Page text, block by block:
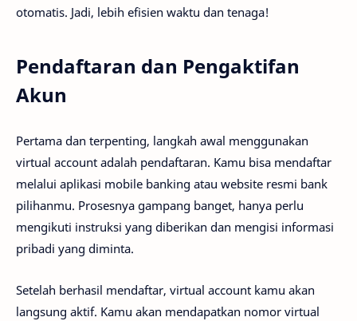
otomatis. Jadi, lebih efisien waktu dan tenaga!
Pendaftaran dan Pengaktifan
Akun
Pertama dan terpenting, langkah awal menggunakan
virtual account adalah pendaftaran. Kamu bisa mendaftar
melalui aplikasi mobile banking atau website resmi bank
pilihanmu. Prosesnya gampang banget, hanya perlu
mengikuti instruksi yang diberikan dan mengisi informasi
pribadi yang diminta.
Setelah berhasil mendaftar, virtual account kamu akan
langsung aktif. Kamu akan mendapatkan nomor virtual